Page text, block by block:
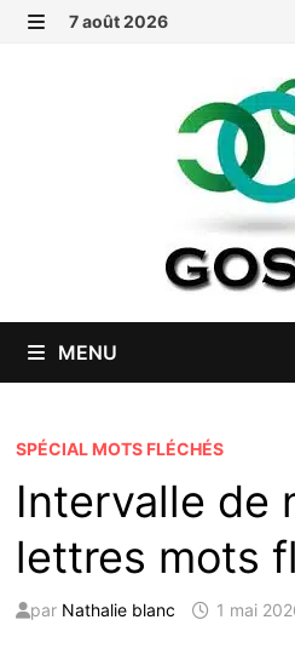
Passer
7 août 2026
MENU
SPÉCIAL MOTS FLÉCHÉS
Intervalle de
lettres mots
par Nathalie blanc 1 mai